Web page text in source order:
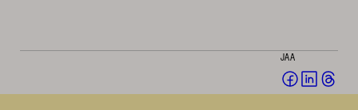
JAA
Jaa Jaa